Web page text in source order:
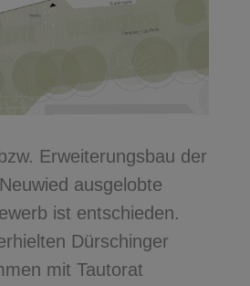
Erweiterungsbau der
ausgelobte
ist entschieden.
Dürschinger
mit Tautorat